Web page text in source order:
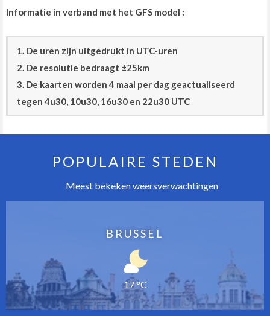
Informatie in verband met het GFS model :
1. De uren zijn uitgedrukt in UTC-uren
2. De resolutie bedraagt ±25km
3. De kaarten worden 4 maal per dag geactualiseerd
tegen 4u30, 10u30, 16u30 en 22u30 UTC
POPULAIRE STEDEN
Meest bekeken weersverwachtingen
BRUSSEL
17 °C